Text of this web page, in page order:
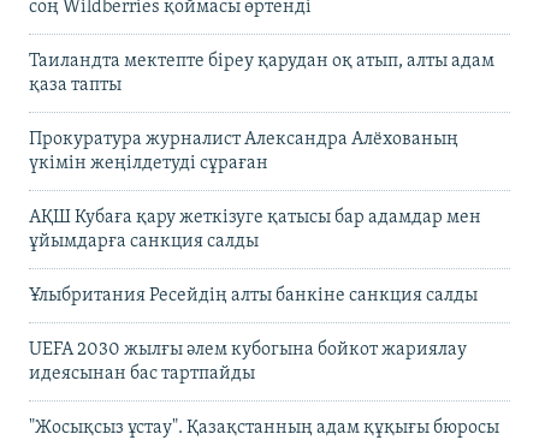
соң Wildberries қоймасы өртенді
Таиландта мектепте біреу қарудан оқ атып, алты адам
қаза тапты
Прокуратура журналист Александра Алёхованың
үкімін жеңілдетуді сұраған
АҚШ Кубаға қару жеткізуге қатысы бар адамдар мен
ұйымдарға санкция салды
Ұлыбритания Ресейдің алты банкіне санкция салды
UEFA 2030 жылғы әлем кубогына бойкот жариялау
идеясынан бас тартпайды
"Жосықсыз ұстау". Қазақстанның адам құқығы бюросы